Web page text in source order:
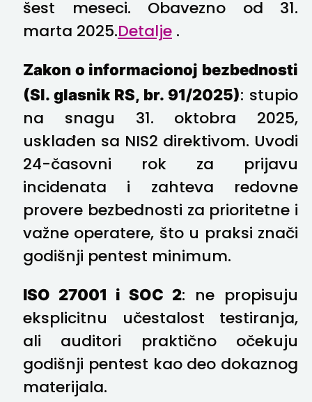
šest meseci. Obavezno od 31.
marta 2025.Detalje.
Zakon o informacionoj bezbednosti
(Sl. glasnik RS, br. 91/2025): stupio
na snagu 31. oktobra 2025,
usklađen sa NIS2 direktivom. Uvodi
24-časovni rok za prijavu
incidenata i zahteva redovne
provere bezbednosti za prioritetne i
važne operatere, što u praksi znači
godišnji pentest minimum.
ISO 27001 i SOC 2: ne propisuju
eksplicitnu učestalost testiranja,
ali auditori praktično očekuju
godišnji pentest kao deo dokaznog
materijala.